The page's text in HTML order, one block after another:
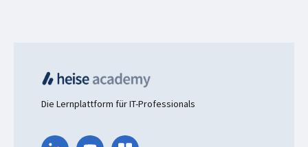
Die Lernplattform für IT-Professionals